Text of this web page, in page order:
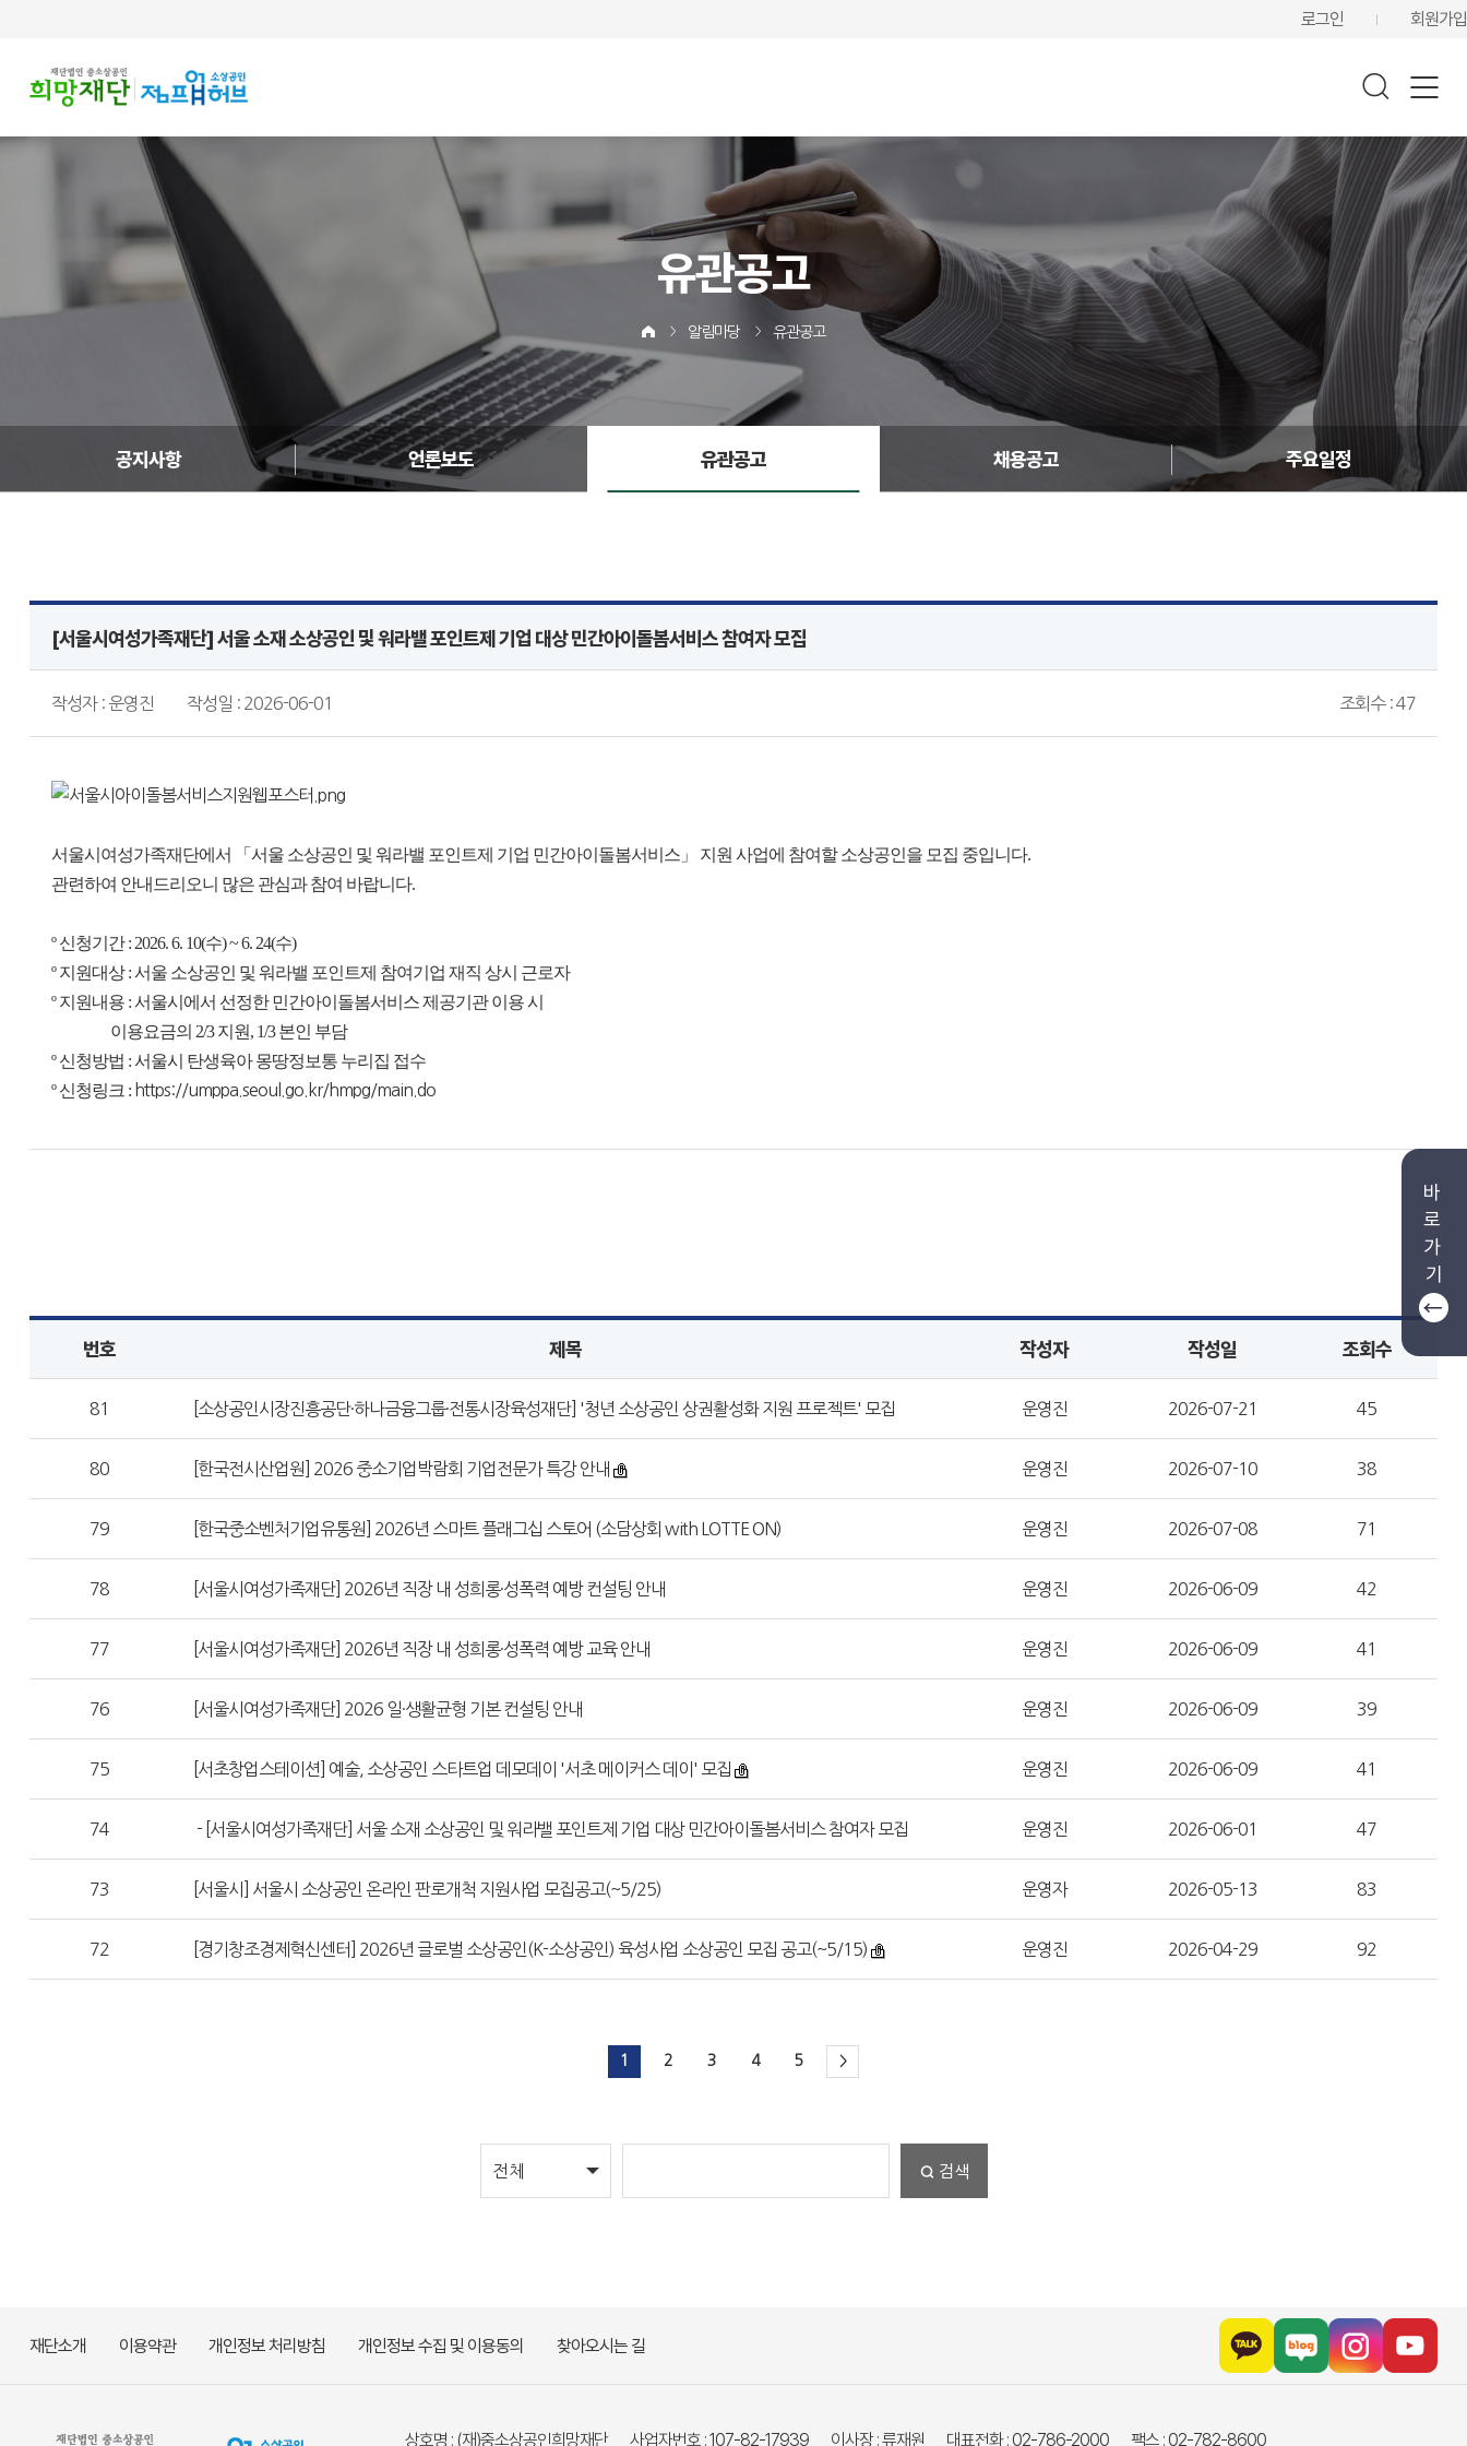
로그인 회원가입
유관공고
알림마당 유관공고
공지사항 언론보도 유관공고 채용공고 주요일정
[서울시여성가족재단] 서울 소재 소상공인 및 워라밸 포인트제 기업 대상 민간아이돌봄서비스 참여자 모집
작성자 : 운영진 작성일 : 2026-06-01 조회수 : 47
서울시여성가족재단에서 「서울 소상공인 및 워라밸 포인트제 기업 민간아이돌봄서비스」 지원 사업에 참여할 소상공인을 모집 중입니다.
관련하여 안내드리오니 많은 관심과 참여 바랍니다.
º 신청기간 : 2026. 6. 10(수) ~ 6. 24(수)
º 지원대상 : 서울 소상공인 및 워라밸 포인트제 참여기업 재직 상시 근로자
º 지원내용 : 서울시에서 선정한 민간아이돌봄서비스 제공기관 이용 시
이용요금의 2/3 지원, 1/3 본인 부담
º 신청방법 : 서울시 탄생육아 몽땅정보통 누리집 접수
º 신청링크 : https://umppa.seoul.go.kr/hmpg/main.do
번호 제목 작성자 작성일 조회수
81 [소상공인시장진흥공단·하나금융그룹·전통시장육성재단] '청년 소상공인 상권활성화 지원 프로젝트' 모집 운영진 2026-07-21 45
80 [한국전시산업원] 2026 중소기업박람회 기업전문가 특강 안내 운영진 2026-07-10 38
79 [한국중소벤처기업유통원] 2026년 스마트 플래그십 스토어 (소담상회 with LOTTE ON) 운영진 2026-07-08 71
78 [서울시여성가족재단] 2026년 직장 내 성희롱·성폭력 예방 컨설팅 안내 운영진 2026-06-09 42
77 [서울시여성가족재단] 2026년 직장 내 성희롱·성폭력 예방 교육 안내 운영진 2026-06-09 41
76 [서울시여성가족재단] 2026 일·생활균형 기본 컨설팅 안내 운영진 2026-06-09 39
75 [서초창업스테이션] 예술, 소상공인 스타트업 데모데이 '서초 메이커스 데이' 모집 운영진 2026-06-09 41
74 - [서울시여성가족재단] 서울 소재 소상공인 및 워라밸 포인트제 기업 대상 민간아이돌봄서비스 참여자 모집 운영진 2026-06-01 47
73 [서울시] 서울시 소상공인 온라인 판로개척 지원사업 모집공고(~5/25) 운영자 2026-05-13 83
72 [경기창조경제혁신센터] 2026년 글로벌 소상공인(K-소상공인) 육성사업 소상공인 모집 공고(~5/15) 운영진 2026-04-29 92
1 2 3 4 5 >
검색
재단소개 이용약관 개인정보 처리방침 개인정보 수집 및 이용동의 찾아오시는 길
상호명 : (재)중소상공인희망재단 사업자번호 : 107-82-17939 이사장 : 류재원 대표전화 : 02-786-2000 팩스 : 02-782-8600
바
로
가
기